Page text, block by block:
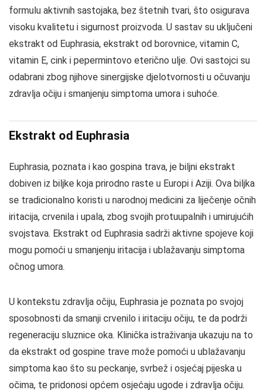
formulu aktivnih sastojaka, bez štetnih tvari, što osigurava
visoku kvalitetu i sigurnost proizvoda. U sastav su uključeni
ekstrakt od Euphrasia, ekstrakt od borovnice, vitamin C,
vitamin E, cink i pepermintovo eterično ulje. Ovi sastojci su
odabrani zbog njihove sinergijske djelotvornosti u očuvanju
zdravlja očiju i smanjenju simptoma umora i suhoće.
Ekstrakt od Euphrasia
Euphrasia, poznata i kao gospina trava, je biljni ekstrakt
dobiven iz biljke koja prirodno raste u Europi i Aziji. Ova biljka
se tradicionalno koristi u narodnoj medicini za liječenje očnih
iritacija, crvenila i upala, zbog svojih protuupalnih i umirujućih
svojstava. Ekstrakt od Euphrasia sadrži aktivne spojeve koji
mogu pomoći u smanjenju iritacija i ublažavanju simptoma
očnog umora.
U kontekstu zdravlja očiju, Euphrasia je poznata po svojoj
sposobnosti da smanji crvenilo i iritaciju očiju, te da podrži
regeneraciju sluznice oka. Klinička istraživanja ukazuju na to
da ekstrakt od gospine trave može pomoći u ublažavanju
simptoma kao što su peckanje, svrbež i osjećaj pijeska u
očima, te pridonosi općem osjećaju ugode i zdravlja očiju.